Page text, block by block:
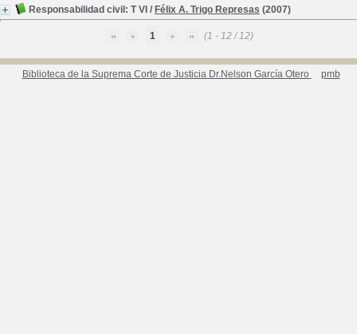
Responsabilidad civil: T VI / Félix A. Trigo Represas (2007)
1 (1 - 12 / 12)
Biblioteca de la Suprema Corte de Justicia Dr.Nelson García Otero pmb